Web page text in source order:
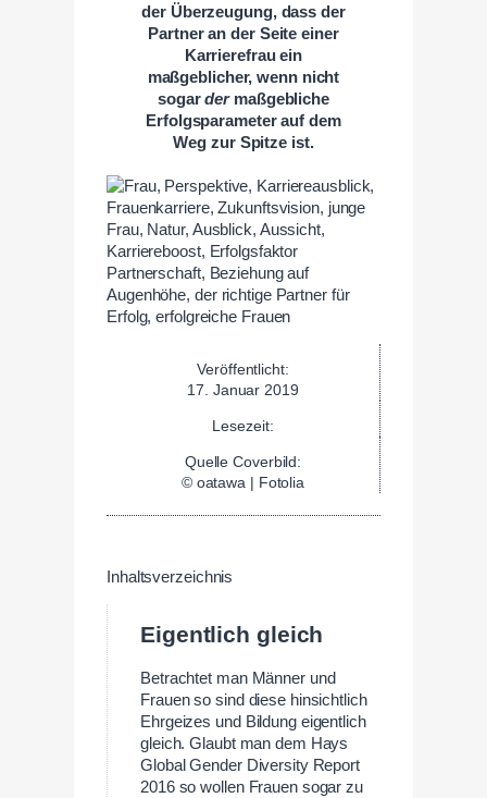
der Überzeugung, dass der
Partner an der Seite einer
Karrierefrau ein
maßgeblicher, wenn nicht
sogarder maßgebliche
Erfolgsparameter auf dem
Weg zur Spitze ist.
Veröffentlicht:
17. Januar 2019
Lesezeit:
Quelle Coverbild:
© oatawa | Fotolia
Inhaltsverzeichnis
Eigentlich gleich
Betrachtet man Männer und
Frauen so sind diese hinsichtlich
Ehrgeizes und Bildung eigentlich
gleich. Glaubt man dem Hays
Global Gender Diversity Report
2016 so wollen Frauen sogar zu